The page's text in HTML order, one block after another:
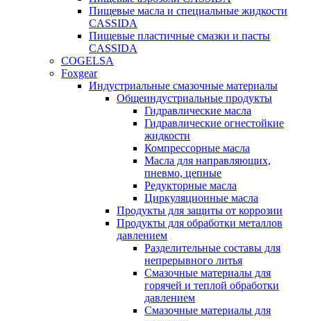
Пищевые масла и специальные жидкости
CASSIDA
Пищевые пластичные смазки и пасты
CASSIDA
COGELSA
Foxgear
Индустриальные смазочные материалы
Общеиндустриальные продукты
Гидравлические масла
Гидравлические огнестойкие
жидкости
Компрессорные масла
Масла для направляющих,
пневмо, цепные
Редукторные масла
Циркуляционные масла
Продукты для защиты от коррозии
Продукты для обработки металлов
давлением
Разделительные составы для
непрерывного литья
Смазочные материалы для
горячей и теплой обработки
давлением
Смазочные материалы для